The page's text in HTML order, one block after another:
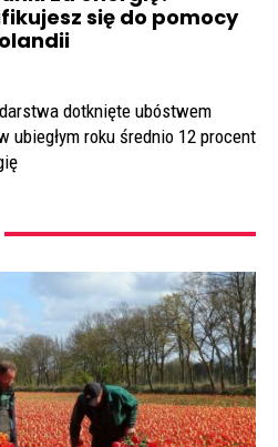
się do pomocy
dotknięte ubóstwem
ubiegłym roku średnio 12 procent